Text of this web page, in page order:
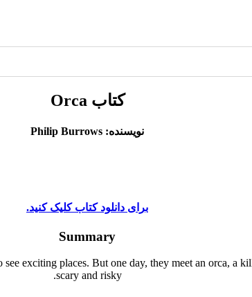
کتاب Orca
نویسنده: Philip Burrows
برای دانلود کتاب کلیک کنید.
Summary
exciting places. But one day, they meet an orca, a
scary and risky.